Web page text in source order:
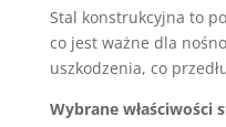
Stal konstrukcyjna to
co jest ważne dla
uszkodzenia, co
Wybrane właściwości